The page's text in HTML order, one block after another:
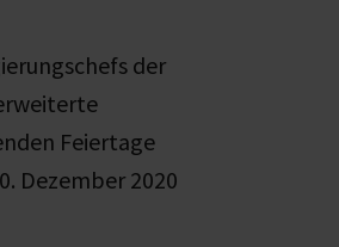
der
Feiertage
Dezember 2020